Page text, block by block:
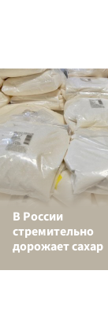
В России
стремительно
дорожает сахар